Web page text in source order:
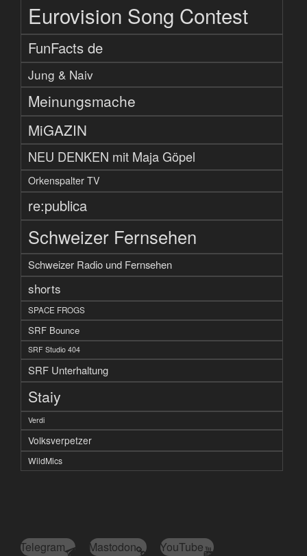
Eurovision Song Contest
FunFacts de
Jung & Naiv
Meinungsmache
MiGAZIN
NEU DENKEN mit Maja Göpel
Orkenspalter TV
re:publica
Schweizer Fernsehen
Schweizer Radio und Fernsehen
shorts
SPACE FROGS
SRF Bounce
SRF Studio 404
SRF Unterhaltung
Staiy
Verdi
Volksverpetzer
WildMics
Telegram Mastodon YouTube